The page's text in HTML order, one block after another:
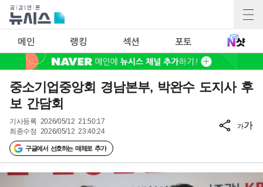
메인 랭킹 섹션 포토
중소기업중앙회 경남본부, 박완수 도지사 후
보 간담회
기사등록 2026/05/12 21:50:17
최종수정 2026/05/12 23:40:24
구글에서 선호하는 매체로 추가
가가